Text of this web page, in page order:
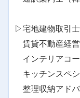
▷宅地建物取引士
賃貸不動産経
インテリアコ
キッチンスペシ
整理収納アド